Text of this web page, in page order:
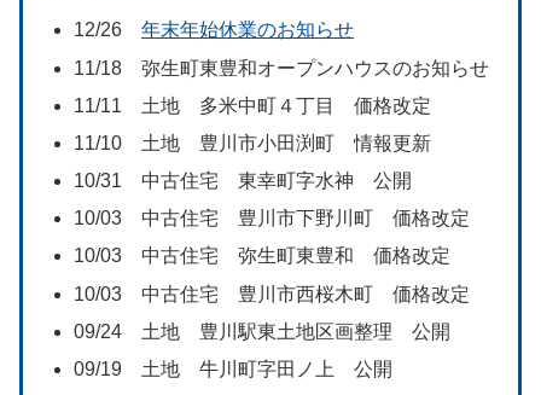
12/26 年末年始休業のお知らせ
11/18 弥生町東豊和オープンハウスのお知らせ
11/11 土地 多米中町４丁目 価格改定
11/10 土地 豊川市小田渕町 情報更新
10/31 中古住宅 東幸町字水神 公開
10/03 中古住宅 豊川市下野川町 価格改定
10/03 中古住宅 弥生町東豊和 価格改定
10/03 中古住宅 豊川市西桜木町 価格改定
09/24 土地 豊川駅東土地区画整理 公開
09/19 土地 牛川町字田ノ上 公開